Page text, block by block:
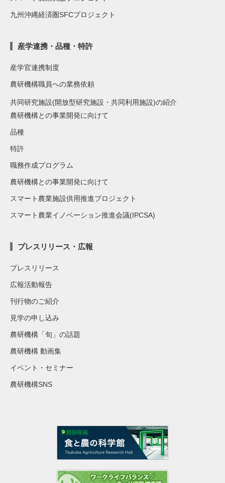
九州沖縄経済圏SFCプロジェクト
産学連携・品種・特許
産学官連携制度
農研機構職員への業務依頼
共同研究施設(開放型研究施設・共同利用施設)の紹介
農研機構との事業開発に向けて
品種
特許
職務作成プログラム
農研機構との事業開発に向けて
スマート農業施設供用推進プロジェクト
スマート農業イノベーション推進会議(IPCSA)
プレスリリース・広報
プレスリリース
広報活動報告
刊行物のご紹介
見学の申し込み
農研機構「旬」の話題
農研機構 動画集
イベント・セミナー
農研機構SNS